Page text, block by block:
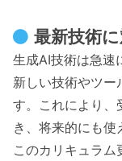
最新技術
生成AI技術は急速
新しい技術やツー
す。これにより、
き、将来的にも使
このカリキュラ